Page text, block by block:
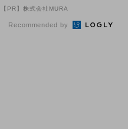
の数字が「完全一致」する
【PR】株式会社MURA
Recommended by